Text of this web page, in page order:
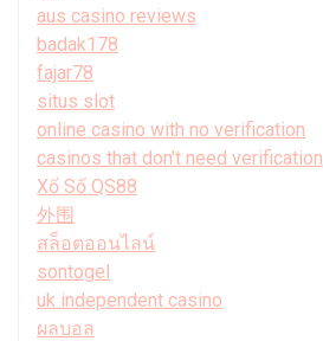
aus casino reviews
badak178
fajar78
situs slot
online casino with no verification
casinos that don't need verification
Xổ Số QS88
外围
สล็อตออนไลน์
sontogel
uk independent casino
ผลบอล